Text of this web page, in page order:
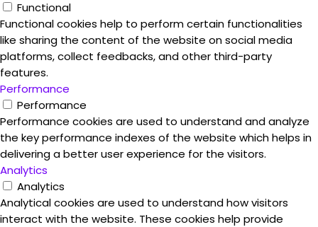
Functional
Functional cookies help to perform certain functionalities
like sharing the content of the website on social media
platforms, collect feedbacks, and other third-party
features.
Performance
Performance
Performance cookies are used to understand and analyze
the key performance indexes of the website which helps in
delivering a better user experience for the visitors.
Analytics
Analytics
Analytical cookies are used to understand how visitors
interact with the website. These cookies help provide